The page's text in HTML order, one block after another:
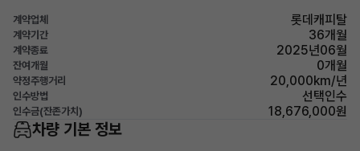
계약업체 롯데캐피탈
계약기간 36개월
계약종료 2025년06월
잔여개월 0개월
약정주행거리 20,000km/년
인수방법 선택인수
인수금(잔존가치) 18,676,000원
차량 기본 정보